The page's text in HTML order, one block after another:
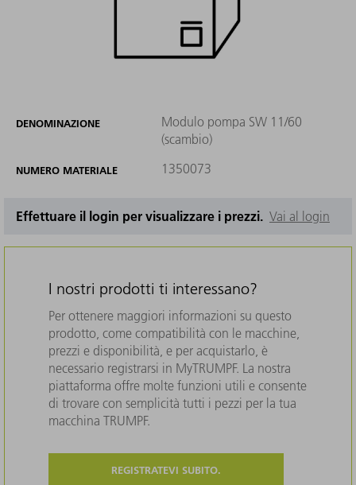
DENOMINAZIONE
Modulo pompa SW 11/60
(scambio)
NUMERO MATERIALE 1350073
Effettuare il login per visualizzare i prezzi. Vai al login
I nostri prodotti ti interessano?
Per ottenere maggiori informazioni su questo
prodotto, come compatibilità con le macchine,
prezzi e disponibilità, e per acquistarlo, è
necessario registrarsi in MyTRUMPF. La nostra
piattaforma offre molte funzioni utili e consente
di trovare con semplicità tutti i pezzi per la tua
macchina TRUMPF.
REGISTRATEVI SUBITO.